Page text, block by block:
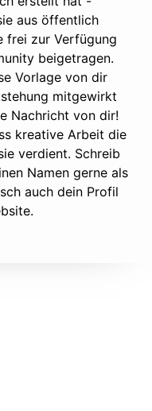
aus öffentlich
frei zur Verfügung
beigetragen.
Vorlage von dir
mitgewirkt
Nachricht von dir!
kreative Arbeit die
verdient. Schreib
Namen gerne als
auch dein Profil